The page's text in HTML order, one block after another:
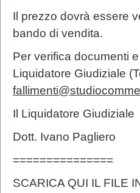
Il prezzo dovrà essere
bando di vendita.
Per verifica documenti
Liquidatore Giudiziale
Il Liquidatore Giudiziale
Dott. Ivano Pagliero
===============
SCARICA QUI IL FILE